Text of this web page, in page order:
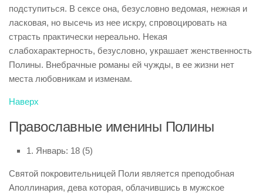
подступиться. В сексе она, безусловно ведомая, нежная и
ласковая, но высечь из нее искру, спровоцировать на
страсть практически нереально. Некая
слабохарактерность, безусловно, украшает женственность
Полины. Внебрачные романы ей чужды, в ее жизни нет
места любовникам и изменам.
Наверх
Православные именины Полины
1. Январь: 18 (5)
Святой покровительницей Поли является преподобная
Аполлинария, дева которая, облачившись в мужское